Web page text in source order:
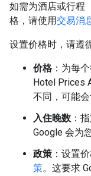
如需为酒店或行程
格，请使用交易消
设置价格时，请遵
价格 ：为每
Hotel Prices
不同，可能
入住晚数 ：
Google 会为
政策 ：设置
策。这要求